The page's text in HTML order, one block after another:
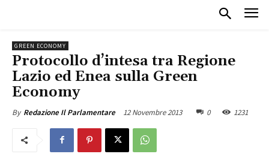
GREEN ECONOMY
Protocollo d’intesa tra Regione
Lazio ed Enea sulla Green
Economy
By Redazione Il Parlamentare 12 Novembre 2013 0 1231